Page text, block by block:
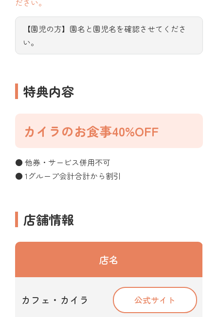
ださい。
【園児の方】園名と園児名を確認させてくださ
い。
特典内容
カイラのお食事40%OFF
● 他券・サービス併用不可
● 1グループ会計合計から割引
店舗情報
店名
カフェ・カイラ 公式サイト